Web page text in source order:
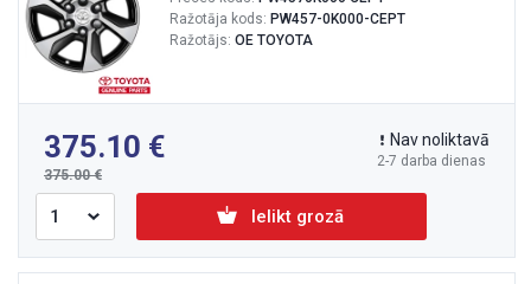
Ražotāja kods: PW457-0K000-CEPT
Ražotājs: OE TOYOTA
375.10
375.00
2-7 darba dienas
Nav noliktavā
Ielikt grozā